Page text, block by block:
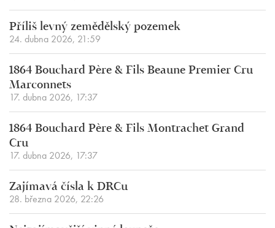
Příliš levný zemědělský pozemek
24. dubna 2026, 21:59
1864 Bouchard Père & Fils Beaune Premier Cru
Marconnets
17. dubna 2026, 17:37
1864 Bouchard Père & Fils Montrachet Grand
Cru
17. dubna 2026, 17:37
Zajímavá čísla k DRCu
28. března 2026, 22:26